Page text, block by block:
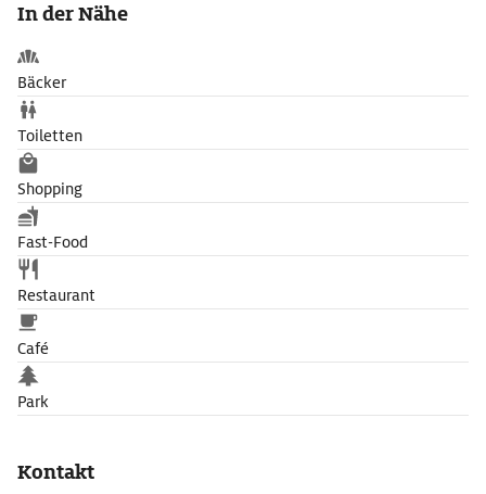
Czaszek) errichtete.
In der Nähe
Bäcker
Toiletten
Shopping
Fast-Food
Restaurant
Café
Park
Kontakt